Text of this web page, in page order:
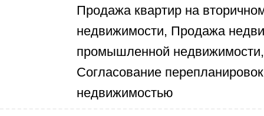
Продажа квартир на
недвижимости, Продажа
промышленной
Согласование
недвижимостью